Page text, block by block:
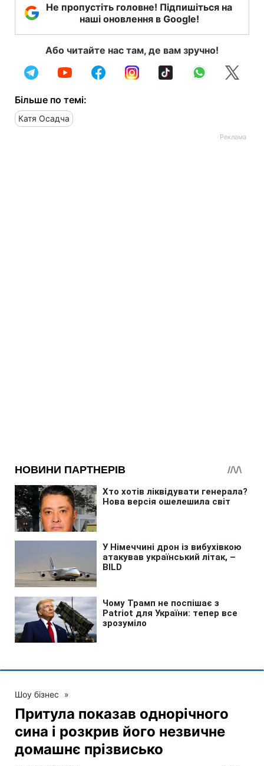
Не пропустіть головне! Підпишіться на
наші оновлення в Google!
Або читайте нас там, де вам зручно!
Більше по темі:
Катя Осадча
Шоу бізнес »
Притула показав однорічного
сина і розкрив його незвичне
домашнє прізвисько